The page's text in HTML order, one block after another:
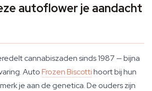
autoflower je aandacht
cannabiszaden sinds 1987 — bijna
AutoFrozen Biscottihoort bij hun
je aan de genetica. De ouders zijn